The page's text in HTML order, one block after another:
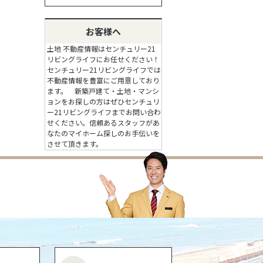
お客様へ
土地 不動産情報はセンチュリー21
リビングライフにお任せください！
センチュリー21リビングライフでは
不動産情報を豊富にご用意しており
ます。 新築戸建て・土地・マンシ
ョンをお探しの方はぜひセンチュリ
ー21リビングライフまでお問い合わ
せください。信頼あるスタッフがあ
なたのマイホーム探しのお手伝いを
させて頂きます。